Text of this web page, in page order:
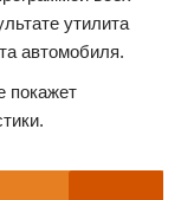
утилита
автомобиля.
покажет